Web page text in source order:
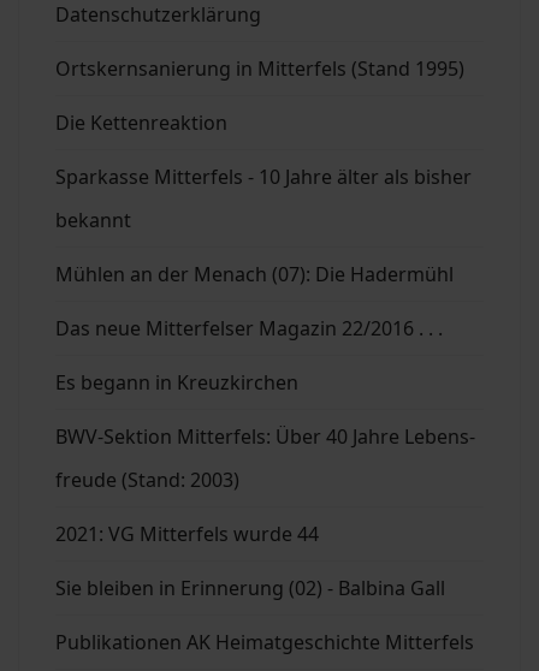
Datenschutzerklärung
Ortskernsanierung in Mitterfels (Stand 1995)
Die Kettenreaktion
Sparkasse Mitterfels - 10 Jahre älter als bisher
bekannt
Mühlen an der Menach (07): Die Hadermühl
Das neue Mitterfelser Magazin 22/2016 . . .
Es begann in Kreuzkirchen
BWV-Sektion Mitterfels: Über 40 Jahre Lebens-
freude (Stand: 2003)
2021: VG Mitterfels wurde 44
Sie bleiben in Erinnerung (02) - Balbina Gall
Publikationen AK Heimatgeschichte Mitterfels